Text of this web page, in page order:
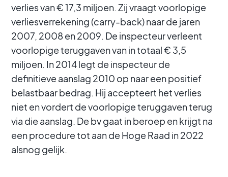
verlies van € 17,3 miljoen. Zij vraagt voorlopige
verliesverrekening (carry-back) naar de jaren
2007, 2008 en 2009. De inspecteur verleent
voorlopige teruggaven van in totaal € 3,5
miljoen. In 2014 legt de inspecteur de
definitieve aanslag 2010 op naar een positief
belastbaar bedrag. Hij accepteert het verlies
niet en vordert de voorlopige teruggaven terug
via die aanslag. De bv gaat in beroep en krijgt na
een procedure tot aan de Hoge Raad in 2022
alsnog gelijk.